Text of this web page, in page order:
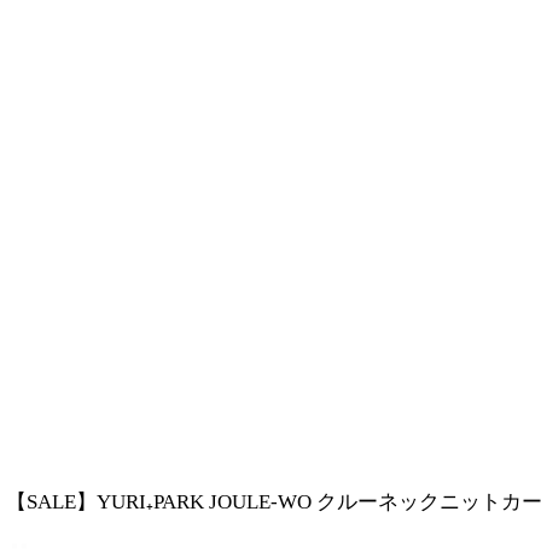
【SALE】YURI₊PARK JOULE-WO クルーネックニットカ